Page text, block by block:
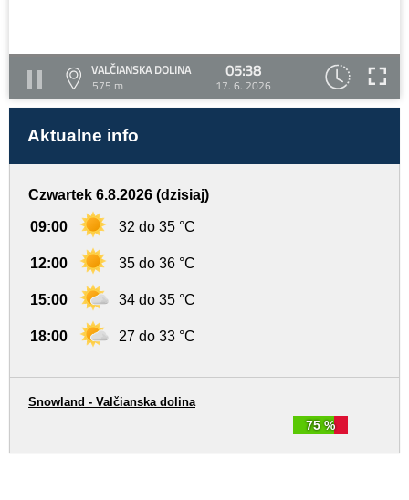
VALČIANSKA DOLINA
575 m
05:38
17. 6. 2026
Aktualne info
Czwartek 6.8.2026 (dzisiaj)
09:00 32 do 35 °C
12:00 35 do 36 °C
15:00 34 do 35 °C
18:00 27 do 33 °C
75 %
Snowland - Valčianska dolina